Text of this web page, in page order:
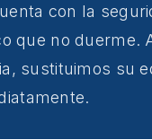
con la
que no duerme.
sustituimos su